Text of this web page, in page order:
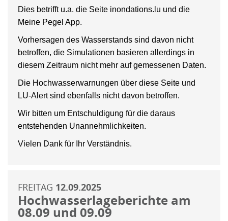
Dies betrifft u.a. die Seite inondations.lu und die
Meine Pegel App.
Vorhersagen des Wasserstands sind davon nicht
betroffen, die Simulationen basieren allerdings in
diesem Zeitraum nicht mehr auf gemessenen Daten.
Die Hochwasserwarnungen über diese Seite und
LU-Alert sind ebenfalls nicht davon betroffen.
Wir bitten um Entschuldigung für die daraus
entstehenden Unannehmlichkeiten.
Vielen Dank für Ihr Verständnis.
FREITAG 12.09.2025
Hochwasserlageberichte am
08.09 und 09.09